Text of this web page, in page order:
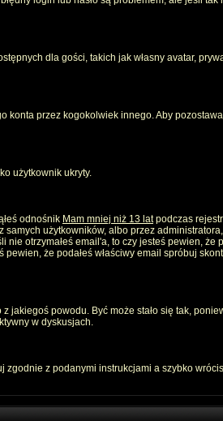
dla gości, takich jak własny avatar,
konta przez kogokolwiek innego. Aby
użytkownik ukryty.
odnośnik Mam mniej niż 13 latpodczas
użytkowników, albo przez
otrzymałeś email'a, to czy jesteś pewien, że
że podałeś właściwy email spróbuj
jakiegoś powodu. Być może stało się tak,
w dyskusjach.
zgodnie z podanymi instrukcjami a szybko